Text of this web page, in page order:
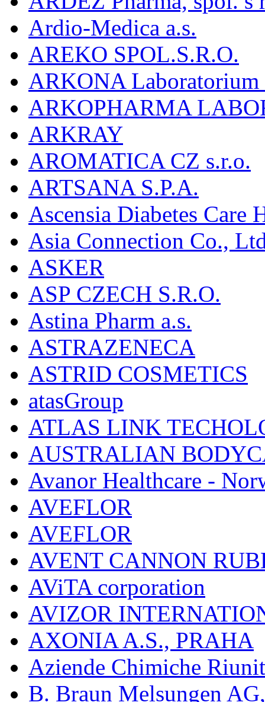
Ardio-Medica a.s.
AREKO SPOL.S.R.O.
ARKONA
ARKOPHARMA
ARKRAY
AROMATICA CZ s.r.o.
ARTSANA S.P.A.
Ascensia Diabetes Care
Asia Connection Co.,
ASKER
ASP CZECH S.R.O.
Astina Pharm a.s.
ASTRAZENECA
ASTRID COSMETICS
atasGroup
ATLAS LINK
AUSTRALIAN
Avanor Healthcare -
AVEFLOR
AVEFLOR
AVENT CANNON
AViTA corporation
AVIZOR
AXONIA A.S., PRAHA
Aziende Chimiche
B. Braun Melsungen